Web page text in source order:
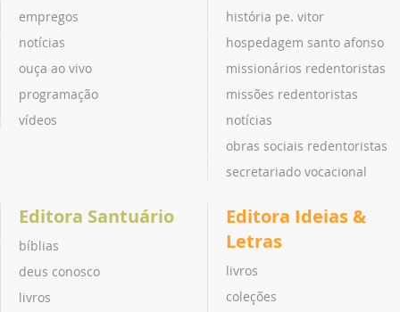
empregos
notícias
ouça ao vivo
programação
vídeos
história pe. vitor
hospedagem santo afonso
missionários redentoristas
missões redentoristas
notícias
obras sociais redentoristas
secretariado vocacional
Editora Santuário
bíblias
deus conosco
livros
Editora Ideias &
Letras
livros
coleções